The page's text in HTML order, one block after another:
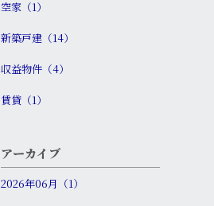
空家（1）
新築戸建（14）
収益物件（4）
賃貸（1）
アーカイブ
2026年06月（1）